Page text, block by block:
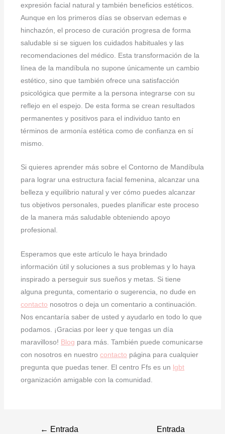
expresión facial natural y también beneficios estéticos.
Aunque en los primeros días se observan edemas e
hinchazón, el proceso de curación progresa de forma
saludable si se siguen los cuidados habituales y las
recomendaciones del médico. Esta transformación de la
línea de la mandíbula no supone únicamente un cambio
estético, sino que también ofrece una satisfacción
psicológica que permite a la persona integrarse con su
reflejo en el espejo. De esta forma se crean resultados
permanentes y positivos para el individuo tanto en
términos de armonía estética como de confianza en sí
mismo.
Si quieres aprender más sobre el Contorno de Mandíbula
para lograr una estructura facial femenina, alcanzar una
belleza y equilibrio natural y ver cómo puedes alcanzar
tus objetivos personales, puedes planificar este proceso
de la manera más saludable obteniendo apoyo
profesional.
Esperamos que este artículo le haya brindado
información útil y soluciones a sus problemas y lo haya
inspirado a perseguir sus sueños y metas. Si tiene
alguna pregunta, comentario o sugerencia, no dude en
contacto nosotros o deja un comentario a continuación.
Nos encantaría saber de usted y ayudarlo en todo lo que
podamos. ¡Gracias por leer y que tengas un día
maravilloso! Blog para más. También puede comunicarse
con nosotros en nuestrocontacto página para cualquier
pregunta que puedas tener. El centro Ffs es un lgbt
organización amigable con la comunidad.
← Entrada
Entrada